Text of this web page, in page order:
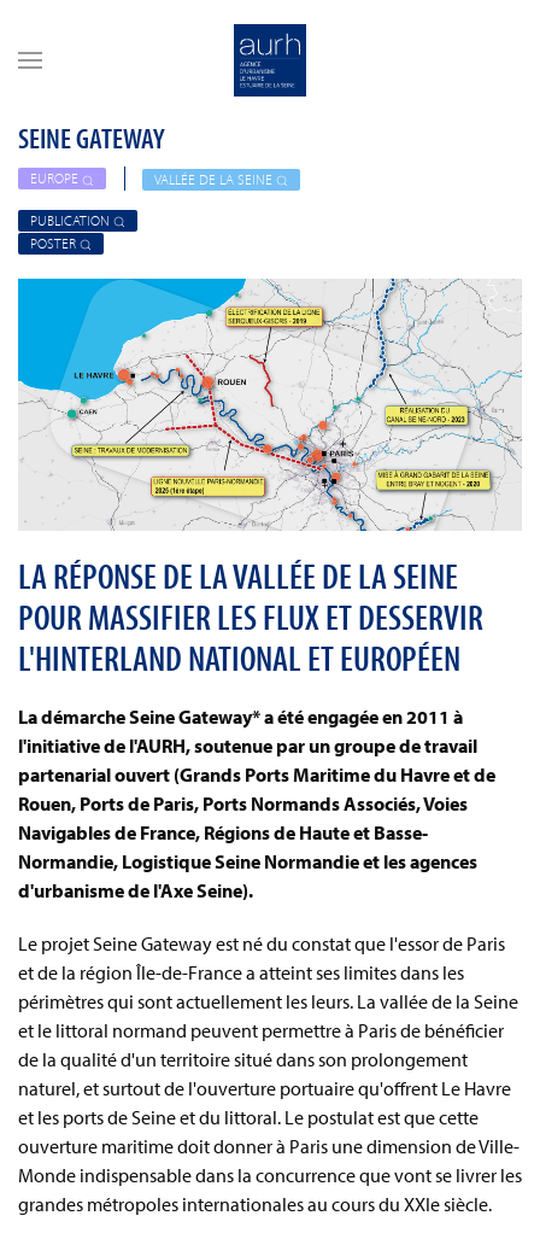
SEINE GATEWAY
EUROPE VALLÉE DE LA SEINE
PUBLICATION
POSTER
LA RÉPONSE DE LA VALLÉE DE LA SEINE
POUR MASSIFIER LES FLUX ET DESSERVIR
L'HINTERLAND NATIONAL ET EUROPÉEN
La démarche Seine Gateway* a été engagée en 2011 à
l'initiative de l'AURH, soutenue par un groupe de travail
partenarial ouvert (Grands Ports Maritime du Havre et de
Rouen, Ports de Paris, Ports Normands Associés, Voies
Navigables de France, Régions de Haute et Basse-
Normandie, Logistique Seine Normandie et les agences
d'urbanisme de l'Axe Seine).
Le projet Seine Gateway est né du constat que l'essor de Paris
et de la région Île-de-France a atteint ses limites dans les
périmètres qui sont actuellement les leurs. La vallée de la Seine
et le littoral normand peuvent permettre à Paris de bénéficier
de la qualité d'un territoire situé dans son prolongement
naturel, et surtout de l'ouverture portuaire qu'offrent Le Havre
et les ports de Seine et du littoral. Le postulat est que cette
ouverture maritime doit donner à Paris une dimension de Ville-
Monde indispensable dans la concurrence que vont se livrer les
grandes métropoles internationales au cours du XXIe siècle.